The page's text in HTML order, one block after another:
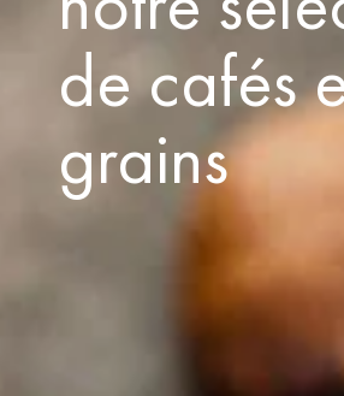
de cafés
grains